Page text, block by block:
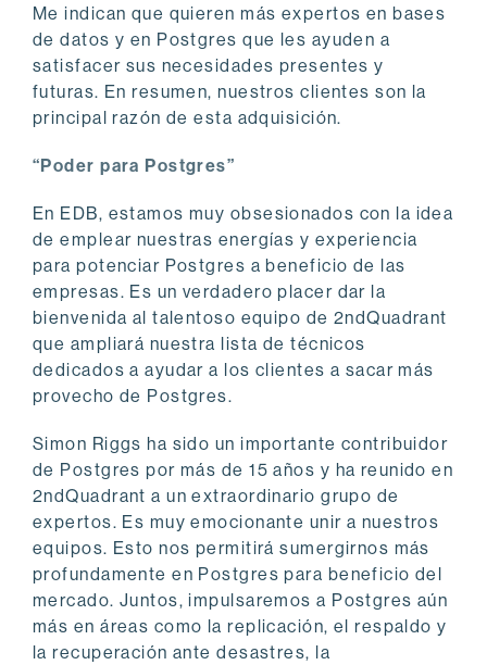
Me indican que quieren más expertos en bases
de datos y en Postgres que les ayuden a
satisfacer sus necesidades presentes y
futuras. En resumen, nuestros clientes son la
principal razón de esta adquisición.
“Poder para Postgres”
En EDB, estamos muy obsesionados con la idea
de emplear nuestras energías y experiencia
para potenciar Postgres a beneficio de las
empresas. Es un verdadero placer dar la
bienvenida al talentoso equipo de 2ndQuadrant
que ampliará nuestra lista de técnicos
dedicados a ayudar a los clientes a sacar más
provecho de Postgres.
Simon Riggs ha sido un importante contribuidor
de Postgres por más de 15 años y ha reunido en
2ndQuadrant a un extraordinario grupo de
expertos. Es muy emocionante unir a nuestros
equipos. Esto nos permitirá sumergirnos más
profundamente en Postgres para beneficio del
mercado. Juntos, impulsaremos a Postgres aún
más en áreas como la replicación, el respaldo y
la recuperación ante desastres, la